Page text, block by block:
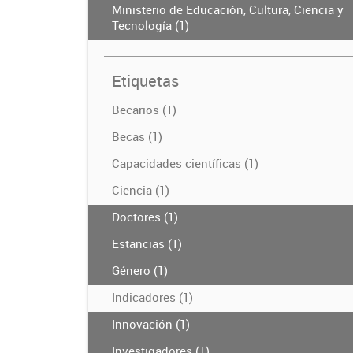
Ministerio de Educación, Cultura, Ciencia y
Tecnología (1)
Etiquetas
Becarios (1)
Becas (1)
Capacidades científicas (1)
Ciencia (1)
Doctores (1)
Estancias (1)
Género (1)
Indicadores (1)
Innovación (1)